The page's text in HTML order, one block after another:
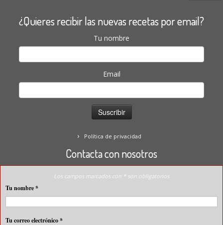
¿Quieres recibir las nuevas recetas por email?
Tu nombre
Email
Política de privacidad
Contacta con nosotros
Los campos marcados con * son obligatorios
Tu nombre*
Tu correo electrónico*